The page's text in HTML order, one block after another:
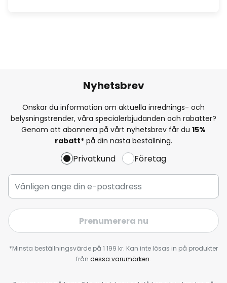
Nyhetsbrev
Önskar du information om aktuella inrednings- och
belysningstrender, våra specialerbjudanden och rabatter?
Genom att abonnera på vårt nyhetsbrev får du 15%
rabatt* på din nästa beställning.
Privatkund Företag
Prenumerera nu
*Minsta beställningsvärde på 1 199 kr. Kan inte lösas in på produkter
från dessa varumärken.